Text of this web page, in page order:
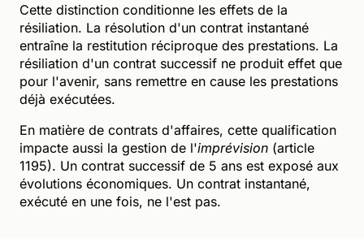
Cette distinction conditionne les effets de la
résiliation. La résolution d'un contrat instantané
entraîne la restitution réciproque des prestations. La
résiliation d'un contrat successif ne produit effet que
pour l'avenir, sans remettre en cause les prestations
déjà exécutées.
En matière de contrats d'affaires, cette qualification
impacte aussi la gestion de l'imprévision (article
1195). Un contrat successif de 5 ans est exposé aux
évolutions économiques. Un contrat instantané,
exécuté en une fois, ne l'est pas.